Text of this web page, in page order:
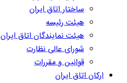
ساختار اتاق ایران
هیئت رئیسه
هیئت نمایندگان اتاق ایران
شورای عالی نظارت
قوانین و مقررات
ارکان اتاق ایران